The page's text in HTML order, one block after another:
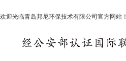
欢迎光临青岛邦尼环保技术有限公司官方网站！